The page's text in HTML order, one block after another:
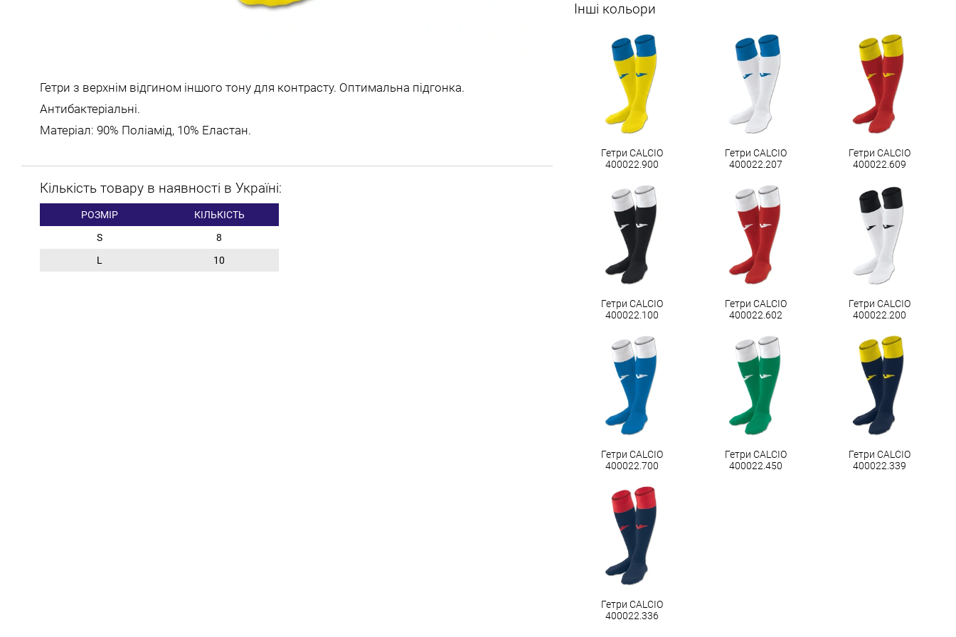
Гетри з верхнім відгином іншого тону для контрасту. Оптимальна підгонка.
Антибактеріальні.
Матеріал: 90% Поліамід, 10% Еластан.
Кількість товару в наявності в Україні:
РОЗМІР
КІЛЬКІСТЬ
S
8
L
10
Інші кольори
Гетри CALCIO
400022.900
Гетри CALCIO
400022.207
Гетри CALCIO
400022.609
Гетри CALCIO
400022.100
Гетри CALCIO
400022.602
Гетри CALCIO
400022.200
Гетри CALCIO
400022.700
Гетри CALCIO
400022.450
Гетри CALCIO
400022.339
Гетри CALCIO
400022.336